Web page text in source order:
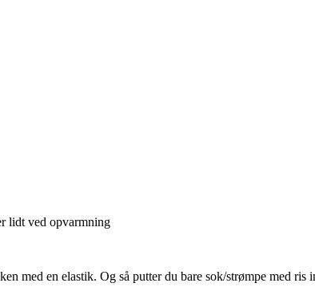
lidt ved opvarmning
med en elastik. Og så putter du bare sok/strømpe med ris